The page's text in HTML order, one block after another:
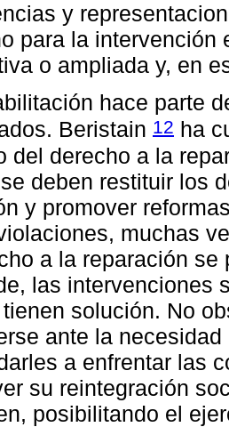
y
para la
o ampliada y, en
hace parte
Beristain 12 ha
del derecho a la
deben restituir los
y promover
muchas
a la reparación
las intervenciones
solución. No
ante la
a enfrentar las
su reintegración
posibilitando el